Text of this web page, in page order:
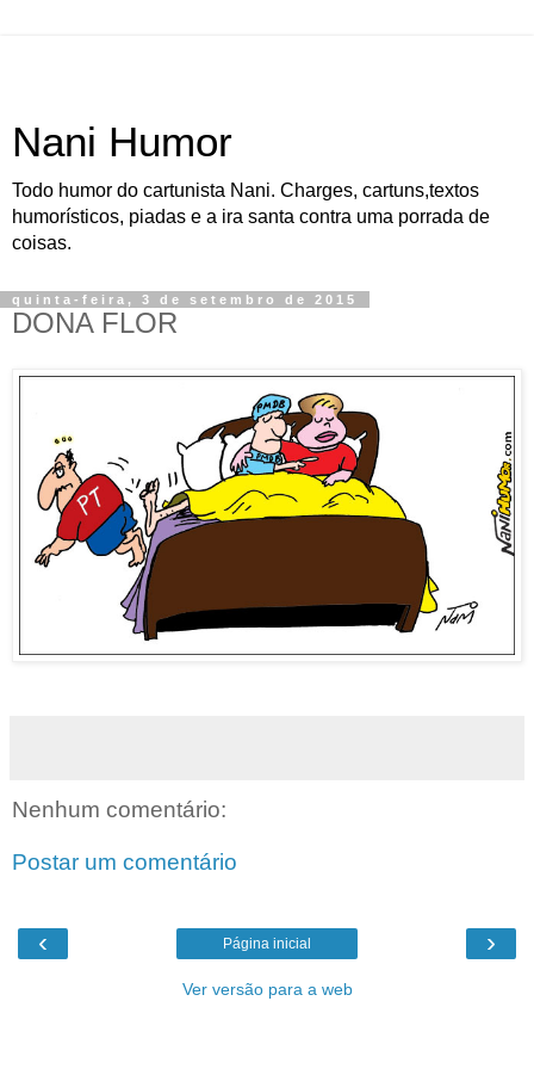
Nani Humor
Todo humor do cartunista Nani. Charges, cartuns,textos
humorísticos, piadas e a ira santa contra uma porrada de
coisas.
quinta-feira, 3 de setembro de 2015
DONA FLOR
Nenhum comentário:
Postar um comentário
‹ ›
Página inicial
Ver versão para a web